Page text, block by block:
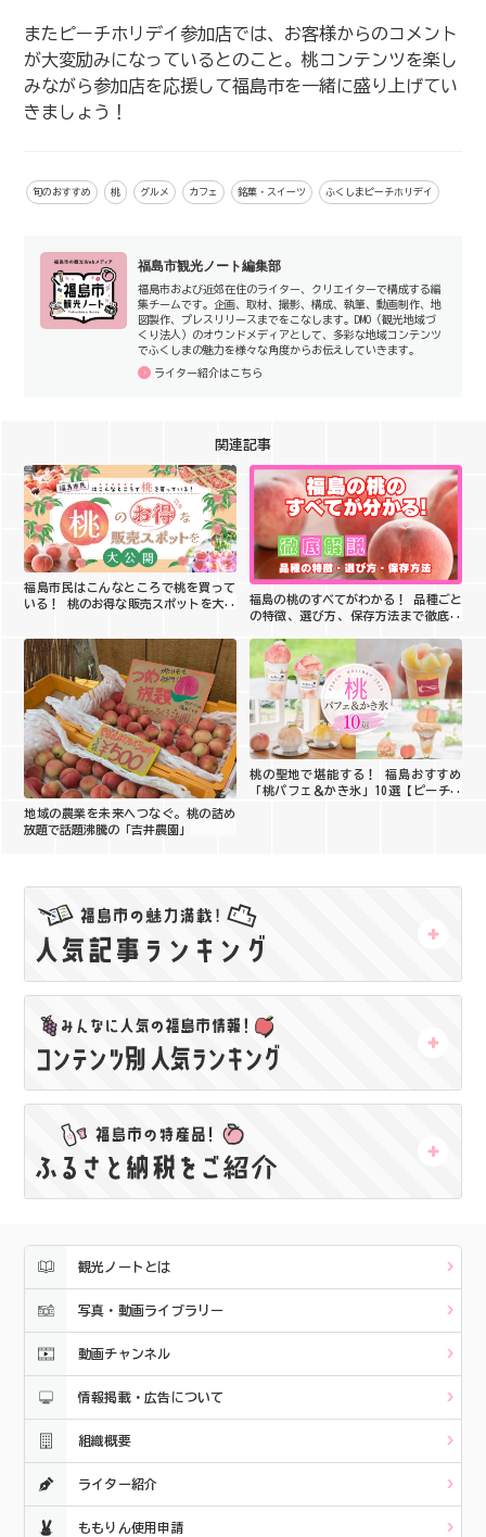
またピーチホリデイ参加店では、お客様からのコメント
が大変励みになっているとのこと。桃コンテンツを楽し
みながら参加店を応援して福島市を一緒に盛り上げてい
きましょう！
旬のおすすめ 桃 グルメ カフェ 銘菓・スイーツ ふくしまピーチホリデイ
福島市観光ノート編集部
福島市および近郊在住のライター、クリエイターで構成する編
集チームです。企画、取材、撮影、構成、執筆、動画制作、地
図製作、プレスリリースまでをこなします。DMO（観光地域づ
くり法人）のオウンドメディアとして、多彩な地域コンテンツ
でふくしまの魅力を様々な角度からお伝えしていきます。
ライター紹介はこちら
関連記事
福島市民はこんなところで桃を買って
いる！ 桃のお得な販売スポットを大公
福島の桃のすべてがわかる！ 品種ごと
の特徴、選び方、保存方法まで徹底解
地域の農業を未来へつなぐ。桃の詰め
放題で話題沸騰の「吉井農園」
桃の聖地で堪能する！ 福島おすすめ
「桃パフェ＆かき氷」10選【ピーチホ
観光ノートとは
写真・動画ライブラリー
動画チャンネル
情報掲載・広告について
組織概要
ライター紹介
ももりん使用申請